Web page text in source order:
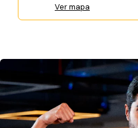
Ver mapa